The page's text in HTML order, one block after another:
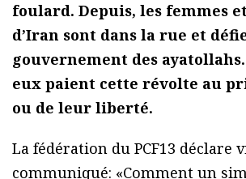
foulard. Depuis, les femmes
d’Iran sont dans la rue et
gouvernement des
eux paient cette révolte au
ou de leur liberté.
La fédération du PCF13 déclare
communiqué: «Comment un